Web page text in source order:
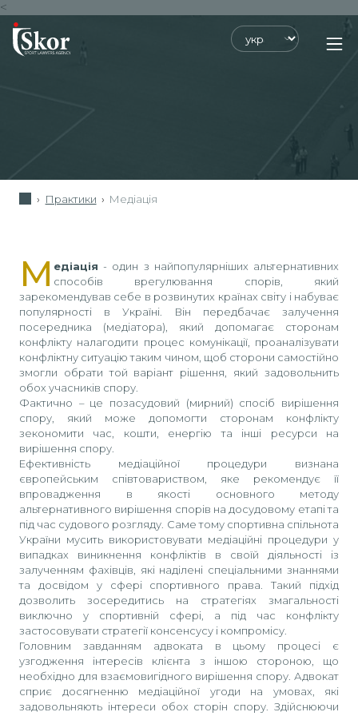
<
› Практики › Медіація
М едіація - один з найпопулярніших альтернативних
способів врегулювання спорів, який
зарекомендував себе в розвинутих країнах світу і набуває
популярності в Україні. Він передбачає залучення
посередника (медіатора), який допомагає сторонам
конфлікту налагодити процес комунікації, проаналізувати
конфліктну ситуацію таким чином, щоб сторони самостійно
змогли обрати той варіант рішення, який задовольнить
обох учасників спору.
Фактично – це позасудовий (мирний) спосіб вирішення
спору, який може допомогти сторонам конфлікту
зекономити час, кошти, енергію та інші ресурси на
вирішення спору.
Ефективність медіаційної процедури визнана
європейським співтовариством, яке рекомендує її
впровадження в якості основного методу
альтернативного вирішення спорів на досудовому етапі та
під час судового розгляду. Саме тому спортивна спільнота
України мусить використовувати медіаційні процедури у
випадках виникнення конфліктів в своїй діяльності із
залученням фахівців, які наділені спеціальними знаннями
та досвідом у сфері спортивного права. Такий підхід
дозволить зосередитись на стратегіях змагальності
виключно у спортивній сфері, а під час конфлікту
застосовувати стратегії консенсусу і компромісу.
Головним завданням адвоката в цьому процесі є
узгодження інтересів клієнта з іншою стороною, що
необхідно для взаємовигідного вирішення спору. Адвокат
сприє досягненню медіаційної угоди на умовах, які
задовольняють інтереси обох сторін спору. Здійснюючи